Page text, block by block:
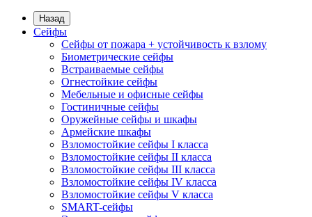
Назад
Сейфы
Сейфы от пожара + устойчивость к взлому
Биометрические сейфы
Встраиваемые сейфы
Огнестойкие сейфы
Мебельные и офисные сейфы
Гостиничные сейфы
Оружейные сейфы и шкафы
Армейские шкафы
Взломостойкие сейфы I класса
Взломостойкие сейфы II класса
Взломостойкие сейфы III класса
Взломостойкие сейфы IV класса
Взломостойкие сейфы V класса
SMART-сейфы